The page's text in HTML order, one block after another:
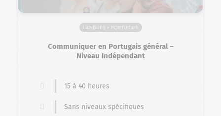
Langues > Portugais
Communiquer en Portugais général –
Niveau Indépendant
15 à 40 heures
Sans niveaux spécifiques